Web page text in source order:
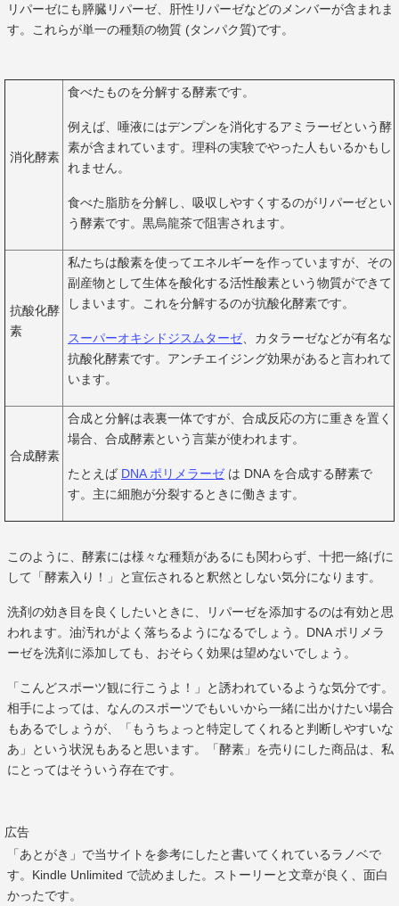
リパーゼにも膵臓リパーゼ、肝性リパーゼなどのメンバーが含まれま
す。これらが単一の種類の物質 (タンパク質)です。
消化酵素
食べたものを分解する酵素です。
例えば、唾液にはデンプンを消化するアミラーゼという酵
素が含まれています。理科の実験でやった人もいるかもし
れません。
食べた脂肪を分解し、吸収しやすくするのがリパーゼとい
う酵素です。黒烏龍茶で阻害されます。
抗酸化酵
素
私たちは酸素を使ってエネルギーを作っていますが、その
副産物として生体を酸化する活性酸素という物質ができて
しまいます。これを分解するのが抗酸化酵素です。
スーパーオキシドジスムターゼ、カタラーゼなどが有名な
抗酸化酵素です。アンチエイジング効果があると言われて
います。
合成酵素
合成と分解は表裏一体ですが、合成反応の方に重きを置く
場合、合成酵素という言葉が使われます。
たとえば DNA ポリメラーゼは DNA を合成する酵素で
す。主に細胞が分裂するときに働きます。
このように、酵素には様々な種類があるにも関わらず、十把一絡げに
して「酵素入り！」と宣伝されると釈然としない気分になります。
洗剤の効き目を良くしたいときに、リパーゼを添加するのは有効と思
われます。油汚れがよく落ちるようになるでしょう。DNA ポリメラ
ーゼを洗剤に添加しても、おそらく効果は望めないでしょう。
「こんどスポーツ観に行こうよ！」と誘われているような気分です。
相手によっては、なんのスポーツでもいいから一緒に出かけたい場合
もあるでしょうが、「もうちょっと特定してくれると判断しやすいな
あ」という状況もあると思います。「酵素」を売りにした商品は、私
にとってはそういう存在です。
広告
「あとがき」で当サイトを参考にしたと書いてくれているラノベで
す。Kindle Unlimited で読めました。ストーリーと文章が良く、面白
かったです。